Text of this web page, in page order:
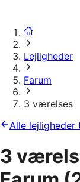
Lejligheder
Farum
3 værelses
Alle lejligheder
3